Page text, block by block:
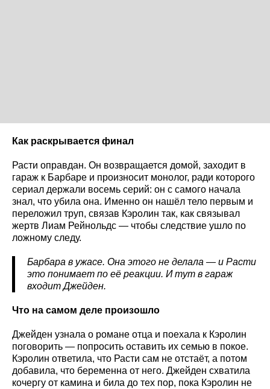
Как раскрывается финал
Расти оправдан. Он возвращается домой, заходит в
гараж к Барбаре и произносит монолог, ради которого
сериал держали восемь серий: он с самого начала
знал, что убила она. Именно он нашёл тело первым и
переложил труп, связав Кэролин так, как связывал
жертв Лиам Рейнольдс — чтобы следствие ушло по
ложному следу.
Барбара в ужасе. Она этого не делала — и Расти
это понимает по её реакции. И тут в гараж
входит Джейден.
Что на самом деле произошло
Джейден узнала о романе отца и поехала к Кэролин
поговорить — попросить оставить их семью в покое.
Кэролин ответила, что Расти сам не отстаёт, а потом
добавила, что беременна от него. Джейден схватила
кочергу от камина и била до тех пор, пока Кэролин не